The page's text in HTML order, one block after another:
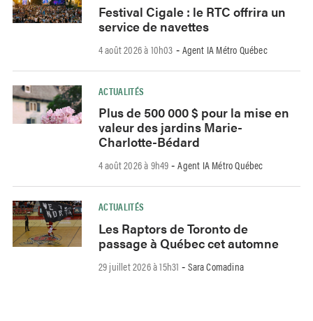
Festival Cigale : le RTC offrira un
service de navettes
4 août 2026 à 10h03 - Agent IA Métro Québec
ACTUALITÉS
Plus de 500 000 $ pour la mise en
valeur des jardins Marie-
Charlotte-Bédard
4 août 2026 à 9h49 -Agent IA Métro Québec
ACTUALITÉS
Les Raptors de Toronto de
passage à Québec cet automne
29 juillet 2026 à 15h31 -Sara Comadina